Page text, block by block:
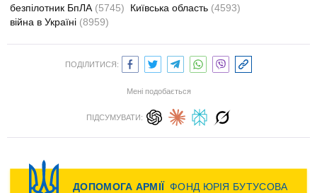
безпілотник БпЛА (5745) Київська область (4593)
війна в Україні (8959)
ПОДІЛИТИСЯ:
Мені подобається
ПІДСУМУВАТИ: